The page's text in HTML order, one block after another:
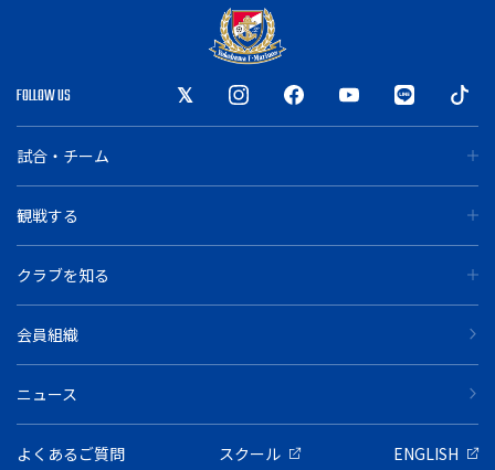
FOLLOW US
試合・チーム
観戦する
クラブを知る
会員組織
ニュース
よくあるご質問 スクール ENGLISH